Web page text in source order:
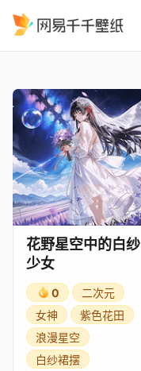
花野星空中的白纱
少女
0
二次元
女神
紫色花田
浪漫星空
白纱裙摆